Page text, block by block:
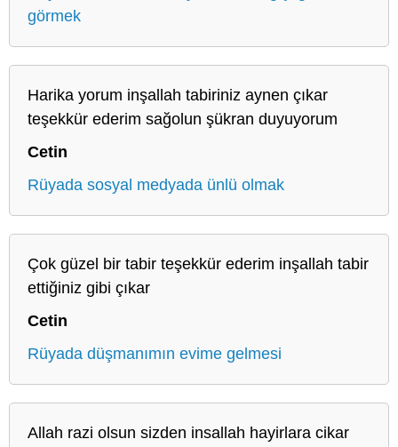
görmek
Harika yorum inşallah tabiriniz aynen çıkar
teşekkür ederim sağolun şükran duyuyorum
Cetin
Rüyada sosyal medyada ünlü olmak
Çok güzel bir tabir teşekkür ederim inşallah tabir
ettiğiniz gibi çıkar
Cetin
Rüyada düşmanımın evime gelmesi
Allah razi olsun sizden insallah hayirlara cikar